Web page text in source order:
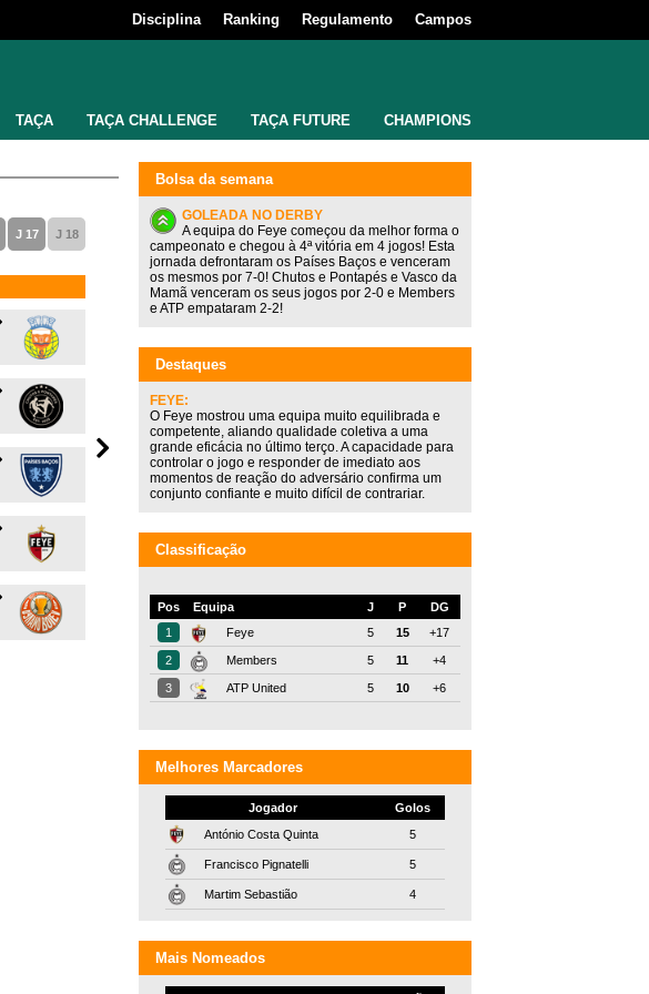
Disciplina Ranking Regulamento Campos
TAÇA TAÇA CHALLENGE TAÇA FUTURE CHAMPIONS
J 17 J 18
Bolsa da semana
GOLEADA NO DERBY
A equipa do Feye começou da melhor forma o
campeonato e chegou à 4ª vitória em 4 jogos! Esta
jornada defrontaram os Países Baços e venceram
os mesmos por 7-0! Chutos e Pontapés e Vasco da
Mamã venceram os seus jogos por 2-0 e Members
e ATP empataram 2-2!
Destaques
FEYE:
O Feye mostrou uma equipa muito equilibrada e
competente, aliando qualidade coletiva a uma
grande eficácia no último terço. A capacidade para
controlar o jogo e responder de imediato aos
momentos de reação do adversário confirma um
conjunto confiante e muito difícil de contrariar.
Classificação
Pos Equipa J P
DG
1
Feye 5 15 +17
2 Members 5 11 +4
3 ATP United 5 10 +6
Melhores Marcadores
Jogador
Golos
António Costa Quinta
5
Francisco Pignatelli 5
Martim Sebastião 4
Mais Nomeados